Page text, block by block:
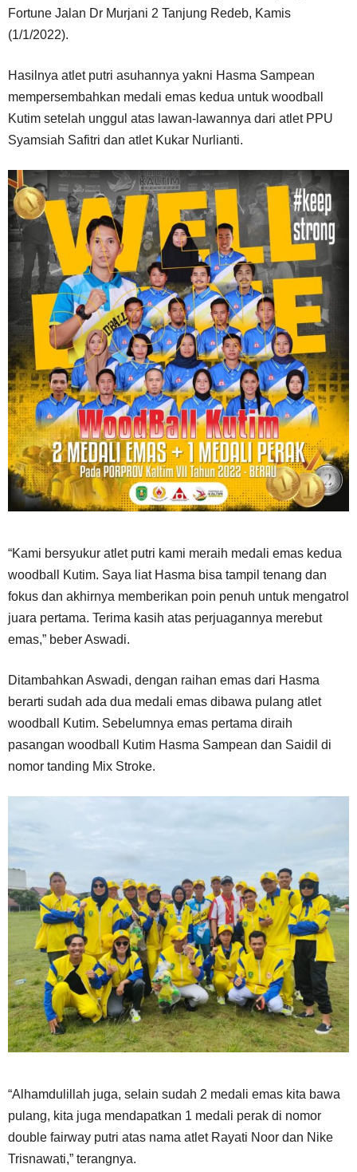
Fortune Jalan Dr Murjani 2 Tanjung Redeb, Kamis
(1/1/2022).
Hasilnya atlet putri asuhannya yakni Hasma Sampean
mempersembahkan medali emas kedua untuk woodball
Kutim setelah unggul atas lawan-lawannya dari atlet PPU
Syamsiah Safitri dan atlet Kukar Nurlianti.
“Kami bersyukur atlet putri kami meraih medali emas kedua
woodball Kutim. Saya liat Hasma bisa tampil tenang dan
fokus dan akhirnya memberikan poin penuh untuk mengatrol
juara pertama. Terima kasih atas perjuagannya merebut
emas,” beber Aswadi.
Ditambahkan Aswadi, dengan raihan emas dari Hasma
berarti sudah ada dua medali emas dibawa pulang atlet
woodball Kutim. Sebelumnya emas pertama diraih
pasangan woodball Kutim Hasma Sampean dan Saidil di
nomor tanding Mix Stroke.
“Alhamdulillah juga, selain sudah 2 medali emas kita bawa
pulang, kita juga mendapatkan 1 medali perak di nomor
double fairway putri atas nama atlet Rayati Noor dan Nike
Trisnawati,” terangnya.